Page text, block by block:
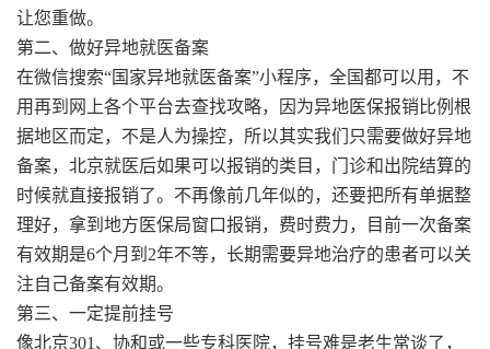
让您重做。
第二、做好异地就医备案
在微信搜索“国家异地就医备案”小程序，全国都可以用，不
用再到网上各个平台去查找攻略，因为异地医保报销比例根
据地区而定，不是人为操控，所以其实我们只需要做好异地
备案，北京就医后如果可以报销的类目，门诊和出院结算的
时候就直接报销了。不再像前几年似的，还要把所有单据整
理好，拿到地方医保局窗口报销，费时费力，目前一次备案
有效期是6个月到2年不等，长期需要异地治疗的患者可以关
注自己备案有效期。
第三、一定提前挂号
像北京301、协和或一些专科医院，挂号难是老生常谈了，